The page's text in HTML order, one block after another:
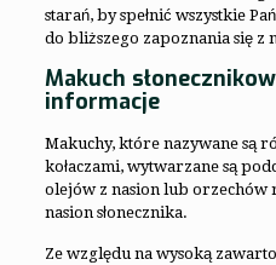
starań, by spełnić wszystkie
do bliższego zapoznania się z
Makuch
informacje
Makuchy, które nazywane są
kołaczami, wytwarzane są
olejów z nasion lub orzechów
nasion słonecznika.
Ze względu na wysoką